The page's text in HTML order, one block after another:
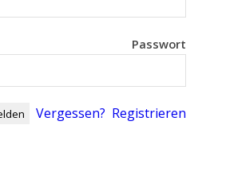
Passwort
Vergessen? Registrieren